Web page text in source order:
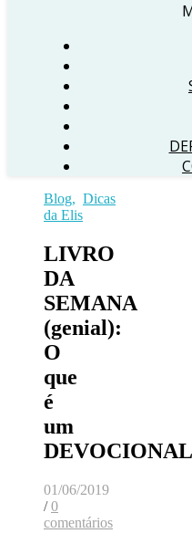
Blog, Dicas
da Elis
LIVRO
DA
SEMANA
(genial):
O
que
é
um
01/06/2019
/ 0
comentários